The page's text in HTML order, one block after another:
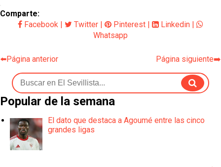
Los posibles herederos del número 16 tras la
Comparte:
Facebook
Twitter Pinterest Linkedin
Whatsapp
⬅️Página anterior Página siguiente➡️
Popular de la semana
El dato que destaca a Agoumé entre las cinco
grandes ligas